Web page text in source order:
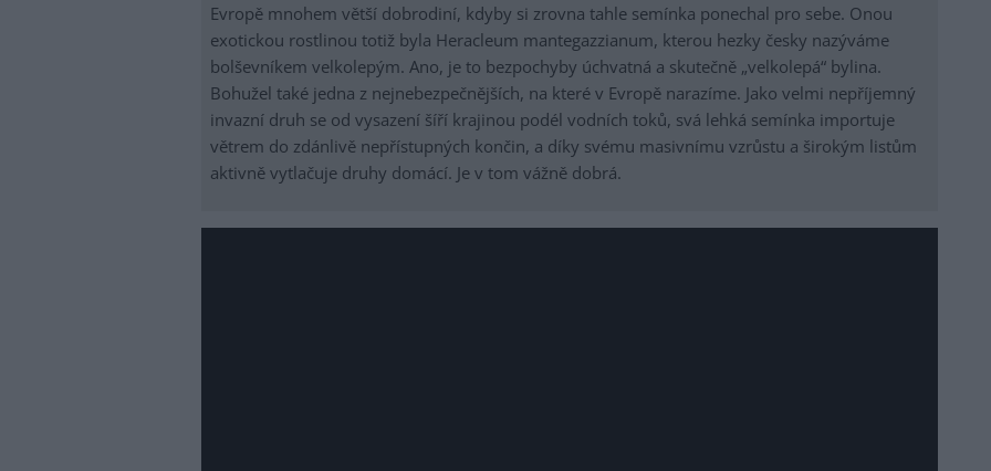
Evropě mnohem větší dobrodiní, kdyby si zrovna tahle semínka ponechal pro sebe. Onou
exotickou rostlinou totiž byla Heracleum mantegazzianum, kterou hezky česky nazýváme
bolševníkem velkolepým. Ano, je to bezpochyby úchvatná a skutečně „velkolepá“ bylina.
Bohužel také jedna z nejnebezpečnějších, na které v Evropě narazíme. Jako velmi nepříjemný
invazní druh se od vysazení šíří krajinou podél vodních toků, svá lehká semínka importuje
větrem do zdánlivě nepřístupných končin, a díky svému masivnímu vzrůstu a širokým listům
aktivně vytlačuje druhy domácí. Je v tom vážně dobrá.